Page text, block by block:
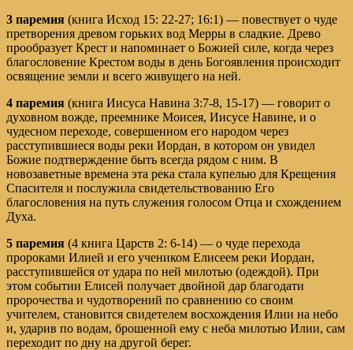
3 паремия (книга Исход 15: 22-27; 16:1) — повествует о чуде
претворения древом горь­ких вод Мерры в сладкие. Древо
прообразует Крест и напоминает о Божией силе, когда через
благословение Крестом воды в день Богоявления происходит
освящение земли и всего живущего на ней.
4 паремия (книга Иисуса Навина 3:7-8, 15-17) — говорит о
духовном вожде, преемнике Моисея, Иисусе Навине, и о
чудесном переходе, совершенном его народом через
расступившиеся воды реки Иордан, в котором он увидел
Божие подтверждение быть всегда рядом с ним. В
новозаветные времена эта река стала купелью для Крещения
Спасителя и послужила свидетельствованию Его
благословения на путь служения голосом Отца и схождением
Духа.
5 паремия (4 книга Царств 2: 6-14) — о чуде перехода
пророками Илией и его учеником Елисеем реки Иордан,
расступившейся от удара по ней милотью (одеждой). При
этом событии Елисей получает двойной дар благодати
пророчества и чудотворений по срав­нению со своим
учителем, становится свидетелем восхождения Илии на небо
и, ударив по водам, брошенной ему с неба милотью Илии, сам
переходит по дну на другой берег.